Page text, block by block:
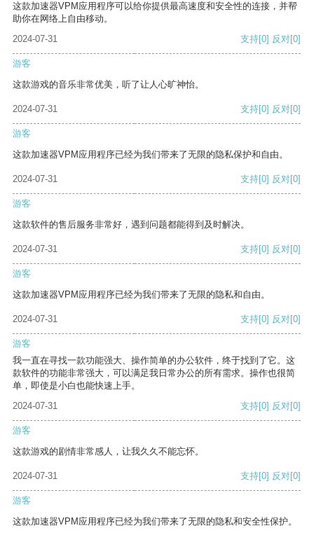
这款加速器VPM应用程序可以给你提供最高速度和安全性的连接，并帮
助你在网络上自由移动。
2024-07-31
支持[0] 反对[0]
游客
这款游戏的音乐非常优美，听了让人心旷神怡。
2024-07-31 支持[0] 反对[0]
游客
这款加速器VPM应用程序已经为我们带来了无限的隐私保护和自由。
2024-07-31 支持[0] 反对[0]
游客
这款软件的售后服务非常好，遇到问题都能得到及时解决。
2024-07-31 支持[0] 反对[0]
游客
这款加速器VPM应用程序已经为我们带来了无限的隐私和自由。
2024-07-31 支持[0] 反对[0]
游客
我一直在寻找一款功能强大、操作简单的办公软件，终于找到了它。这
款软件的功能非常强大，可以满足我日常办公的所有需求。操作也很简
单，即使是小白也能快速上手。
2024-07-31
支持[0] 反对[0]
游客
这款游戏的剧情非常感人，让我久久不能忘怀。
2024-07-31 支持[0] 反对[0]
游客
这款加速器VPM应用程序已经为我们带来了无限的隐私和安全性保护。